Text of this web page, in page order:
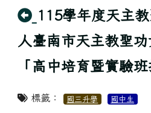
回上頁
115學年度天主
人臺南市天主教聖
「高中培育暨實驗班
標籤： 國三升學 國中生